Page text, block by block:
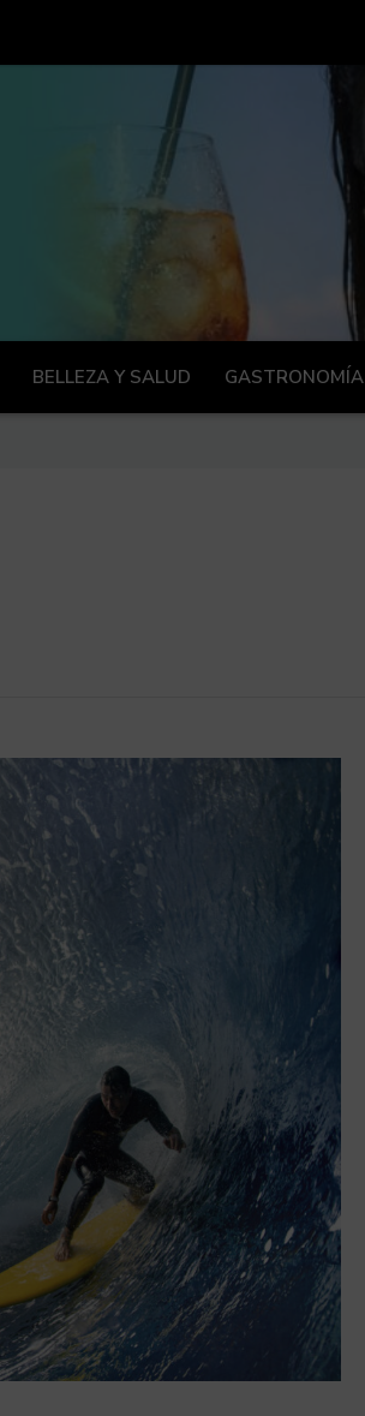
BELLEZA Y SALUD GASTRONOMÍA